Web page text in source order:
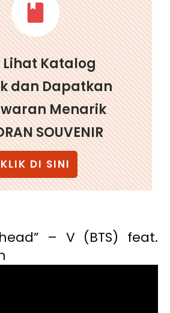
Lihat Katalog
dan Dapatkan
Menarik
SOUVENIR
KLIK DI SINI
– V (BTS) feat.